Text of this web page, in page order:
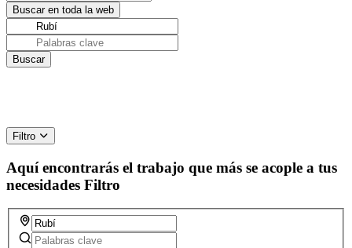
Filtro
Aquí encontrarás el trabajo que más se acople a tus
necesidades Filtro